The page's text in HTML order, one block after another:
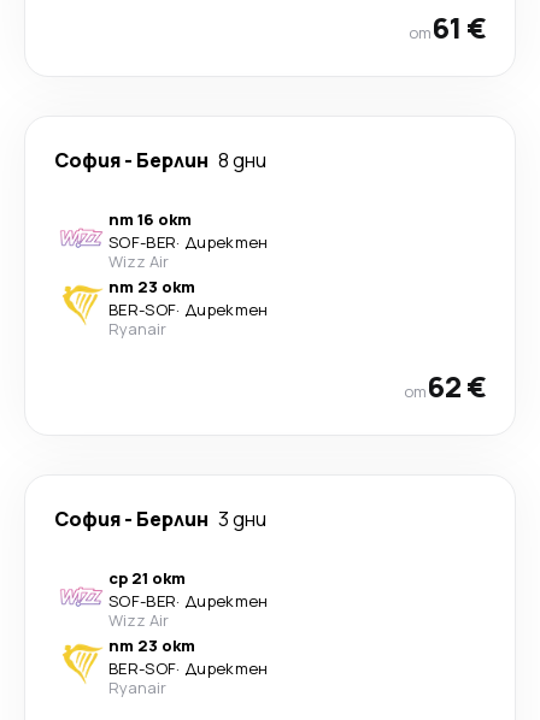
от61 €
София- Берлин 8 дни
пт 16 окт
SOF-BER· Директен
Wizz Air
пт 23 окт
BER-SOF· Директен
Ryanair
от62 €
София- Берлин 3 дни
ср 21 окт
SOF-BER· Директен
Wizz Air
пт 23 окт
BER-SOF· Директен
Ryanair